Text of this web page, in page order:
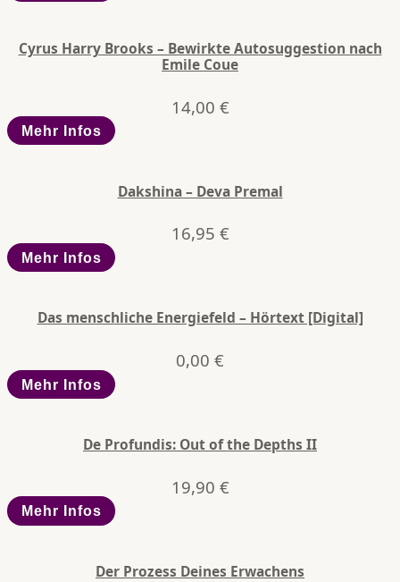
Cyrus Harry Brooks – Bewirkte Autosuggestion nach
Emile Coue
14,00 €
Mehr Infos
Dakshina – Deva Premal
16,95 €
Mehr Infos
Das menschliche Energiefeld – Hörtext [Digital]
0,00 €
Mehr Infos
De Profundis: Out of the Depths II
19,90 €
Mehr Infos
Der Prozess Deines Erwachens